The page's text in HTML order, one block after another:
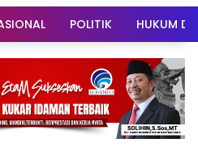
POLITIK HUKUM